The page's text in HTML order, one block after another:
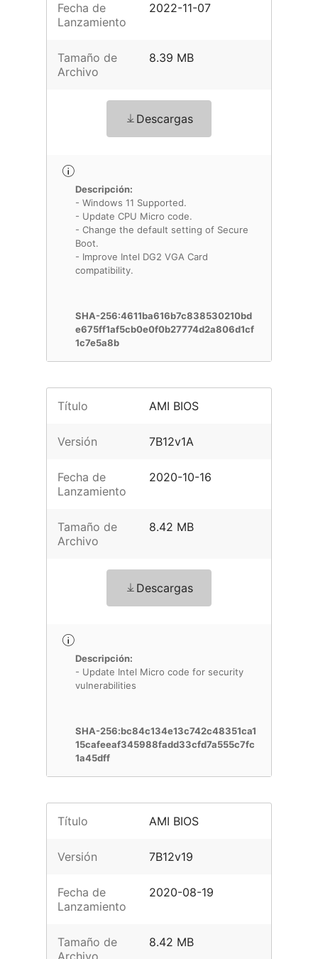
Fecha de
Lanzamiento
2022-11-07
Tamaño de
Archivo
8.39 MB
Descargas
Descripción:
- Windows 11 Supported.
- Update CPU Micro code.
- Change the default setting of Secure
Boot.
- Improve Intel DG2 VGA Card
compatibility.
SHA-256:4611ba616b7c838530210bd
e675ff1af5cb0e0f0b27774d2a806d1cf
1c7e5a8b
Título AMI BIOS
Versión 7B12v1A
Fecha de
Lanzamiento
2020-10-16
Tamaño de
Archivo
8.42 MB
Descargas
Descripción:
- Update Intel Micro code for security
vulnerabilities
SHA-256:bc84c134e13c742c48351ca1
15cafeeaf345988fadd33cfd7a555c7fc
1a45dff
Título AMI BIOS
Versión 7B12v19
Fecha de
Lanzamiento
2020-08-19
Tamaño de
Archivo
8.42 MB